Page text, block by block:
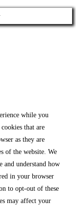
while you
that are
as they are
of the website. We
and understand how
in your browser
to opt-out of these
may affect your